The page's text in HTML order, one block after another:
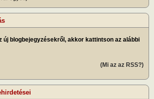
új blogbejegyzésekről, akkor kattintson az alábbi
(Mi az az RSS?)